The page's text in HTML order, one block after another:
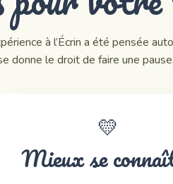
à l’Écrin a été pensée
donne le droit de faire une
💛
Mieux se